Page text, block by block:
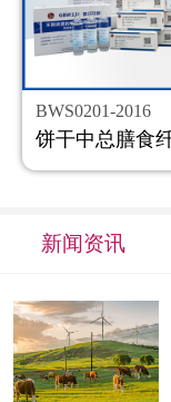
BWS0201-2016
新闻资讯